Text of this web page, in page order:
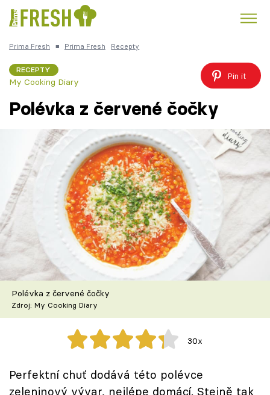
Česká kuchyně
Témata
Recepty
TV Program
Škola vaření
Recepty z TV
Speciál: Cuketa
Těhotnej kuchař
Prima Fresh ■ Prima Fresh Recepty
RECEPTY
My Cooking Diary
Pin it
Polévka z červené čočky
Polévka z červené čočky
Zdroj: My Cooking Diary
30x
Perfektní chuť dodává této polévce
zeleninový vývar, nejlépe domácí. Stejně tak